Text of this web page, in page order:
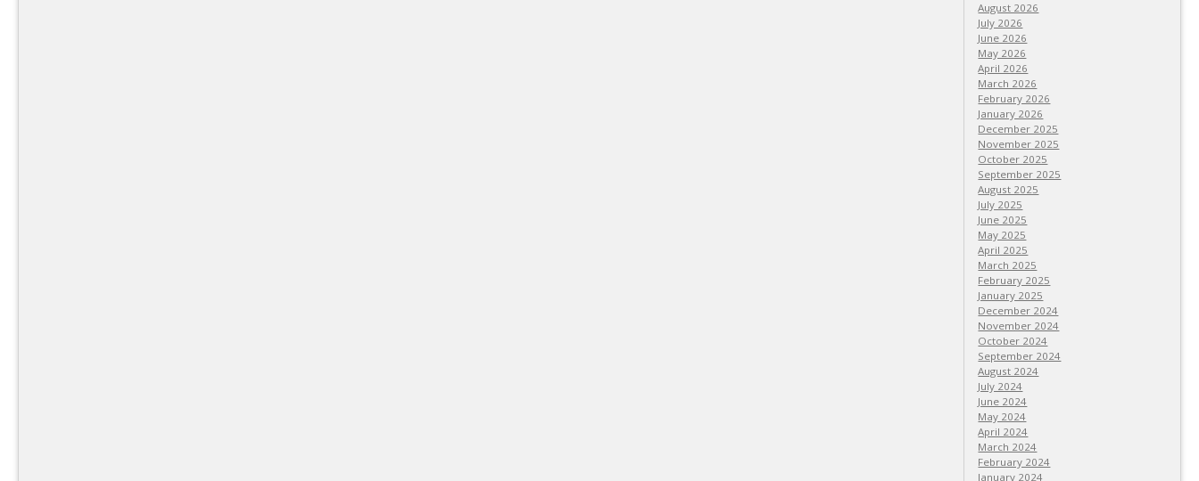
August 2026
July 2026
June 2026
May 2026
April 2026
March 2026
February 2026
January 2026
December 2025
November 2025
October 2025
September 2025
August 2025
July 2025
June 2025
May 2025
April 2025
March 2025
February 2025
January 2025
December 2024
November 2024
October 2024
September 2024
August 2024
July 2024
June 2024
May 2024
April 2024
March 2024
February 2024
January 2024